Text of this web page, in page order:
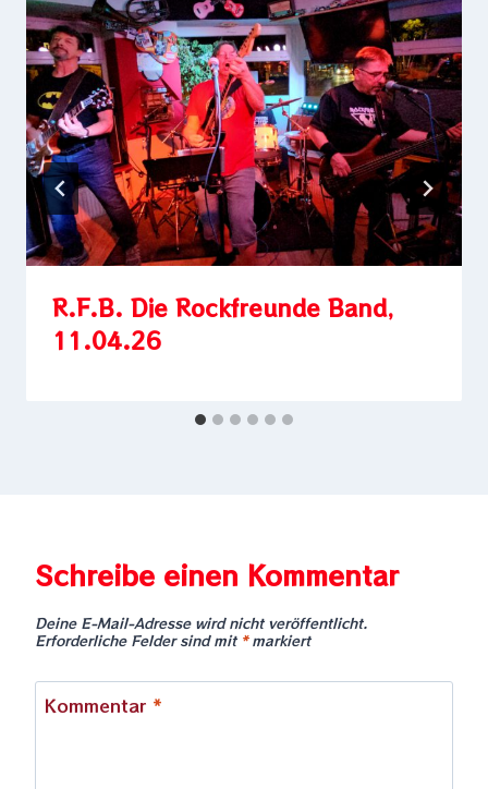
R.F.B. Die Rockfreunde Band,
11.04.26
Schreibe einen Kommentar
Deine E-Mail-Adresse wird nicht veröffentlicht.
Erforderliche Felder sind mit *markiert
Kommentar *